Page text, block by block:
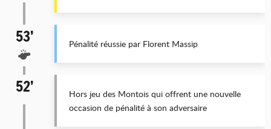
53’ Pénalité réussie par Florent Massip
52’
Hors jeu des Montois qui offrent une nouvelle
occasion de pénalité à son adversaire